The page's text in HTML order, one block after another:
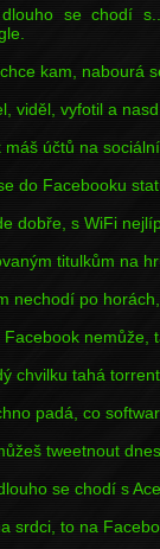
se chodí
kam, nabourá
viděl, vyfotil a
máš účtů na
do Facebooku
dobře, s WiFi
titulkům na
nechodí po
Facebook nemůže,
chvilku tahá
padá, co
tweetnout
se chodí s
srdci, to na